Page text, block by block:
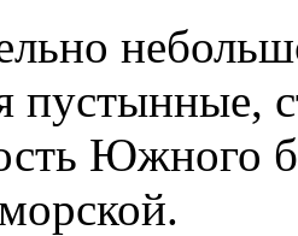
пустынные,
Южного